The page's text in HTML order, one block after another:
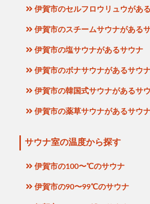
伊賀市のセルフロウリュウがあ
伊賀市のスチームサウナがある
伊賀市の塩サウナがあるサウナ
伊賀市のボナサウナがあるサウ
伊賀市の韓国式サウナがあるサ
伊賀市の薬草サウナがあるサウ
サウナ室の温度から探す
伊賀市の100〜℃のサウナ
伊賀市の90〜99℃のサウナ